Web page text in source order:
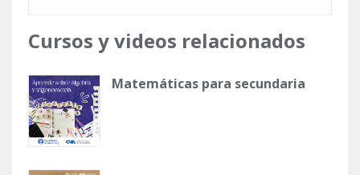
Cursos y videos relacionados
Matemáticas para secundaria